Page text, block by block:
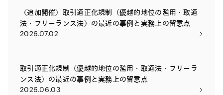
（追加開催）取引適正化規制（優越的地位の濫用・取適
法・フリーランス法）の最近の事例と実務上の留意点
2026.07.02
取引適正化規制（優越的地位の濫用・取適法・フリーラ
ンス法）の最近の事例と実務上の留意点
2026.06.03